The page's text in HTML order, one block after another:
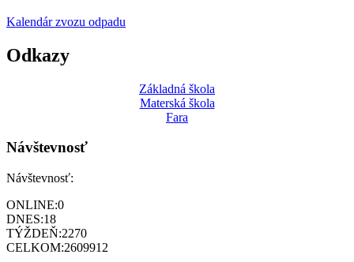
Kalendár zvozu odpadu
Odkazy
Základná škola
Materská škola
Fara
Návštevnosť
Návštevnosť:
ONLINE:0
DNES:18
TÝŽDEŇ:2270
CELKOM:2609912